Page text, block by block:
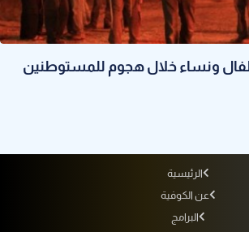
ونساء خلال هجوم للمستوطنين
الرئيسية
عن الكوفية
البرامج